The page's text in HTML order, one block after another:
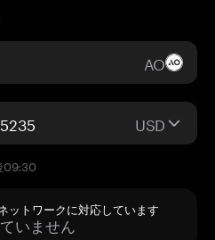
AO
USD
09:30
トワークに対応しています
いません